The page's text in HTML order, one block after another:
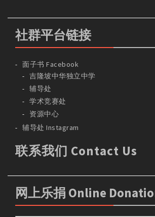
社群平台链接
面子书 Facebook
吉隆坡中华独立中学
辅导处
学术竞赛处
资源中心
辅导处 Instagram
联系我们 Contact Us
网上乐捐 Online